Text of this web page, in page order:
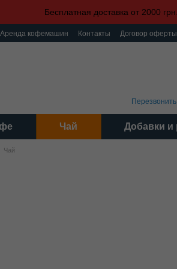
Бесплатная доставка от 2000
Аренда кофемашин Контакты Договор оферты
Чай Добавки и
Чай